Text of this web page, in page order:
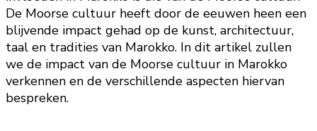
De Moorse cultuur heeft door de eeuwen heen een
blijvende impact gehad op de kunst, architectuur,
taal en tradities van Marokko. In dit artikel zullen
we de impact van de Moorse cultuur in Marokko
verkennen en de verschillende aspecten hiervan
bespreken.